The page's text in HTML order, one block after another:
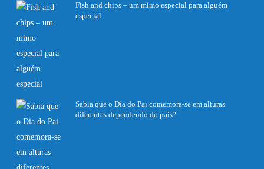
Fish and chips – um mimo especial para alguém
especial
Sabia que o Dia do Pai comemora-se em alturas
diferentes dependendo do país?